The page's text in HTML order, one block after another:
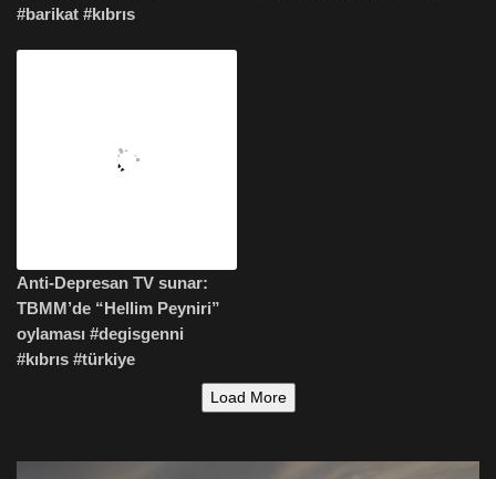
#barikat #kıbrıs
Anti-Depresan TV sunar:
TBMM’de “Hellim Peyniri”
oylaması #degisgenni
#kıbrıs #türkiye
Load More